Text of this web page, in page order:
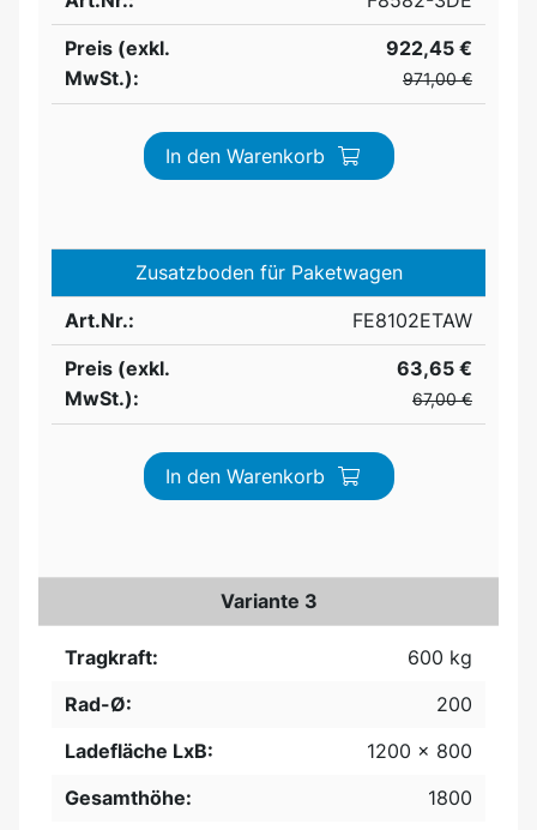
Preis (exkl.
MwSt.):
922,45 €
971,00 €
In den Warenkorb
Zusatzboden für Paketwagen
Art.Nr.:
FE8102ETAW
Preis (exkl.
MwSt.):
63,65 €
67,00 €
In den Warenkorb
Variante 3
Tragkraft:
600 kg
Rad-Ø:
200
Ladefläche LxB:
1200 x 800
Gesamthöhe:
1800